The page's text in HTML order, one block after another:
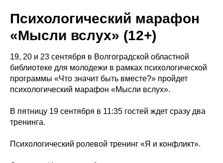
Психологический марафон
«Мысли вслух» (12+)
19, 20 и 23 сентября в Волгоградской областной
библиотеке для молодежи в рамках психологической
программы «Что значит быть вместе?» пройдет
психологический марафон «Мысли вслух».
В пятницу 19 сентября в 11:35 гостей ждет сразу два
тренинга.
Психологический ролевой тренинг «Я и конфликт».